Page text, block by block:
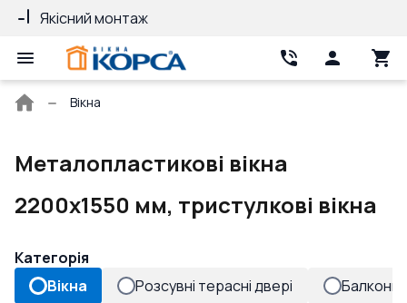
Якісний монтаж
Головна
Вікна
Металопластикові вікна
2200x1550 мм, тристулкові вікна
Категорія
Вікна
Розсувні терасні двері Балконні